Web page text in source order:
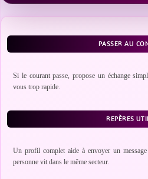
PASSER AU
Si le courant passe, propose un échange
vous trop rapide.
REPÈRES
Un profil complet aide à envoyer un
personne vit dans le même secteur.